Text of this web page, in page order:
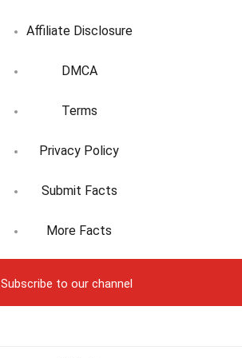
Affiliate Disclosure
DMCA
Terms
Privacy Policy
Submit Facts
More Facts
Subscribe to our channel